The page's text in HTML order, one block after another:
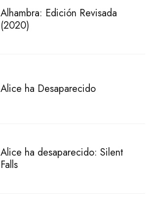
Alhambra: Edición Revisada
(2020)
Alice ha Desaparecido
Alice ha desaparecido: Silent
Falls